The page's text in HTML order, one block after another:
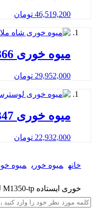
46,519,200 تومان
میوه خوری M1366 لوسترسازان
29,952,000 تومان
میوه خوری M1347 لوسترسازان
22,932,000 تومان
خانه میوه خوری میوه
خوری ایستاده M1350-tp لوسترسازان